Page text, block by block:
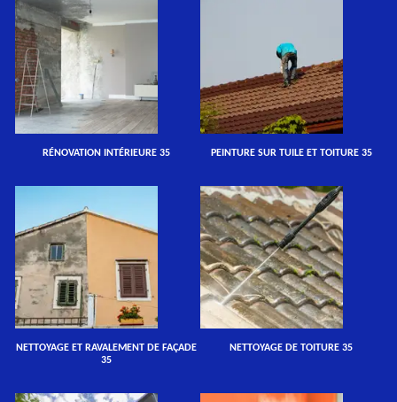
RÉNOVATION INTÉRIEURE 35 PEINTURE SUR TUILE ET TOITURE 35
NETTOYAGE ET RAVALEMENT DE FAÇADE
35
NETTOYAGE DE TOITURE 35